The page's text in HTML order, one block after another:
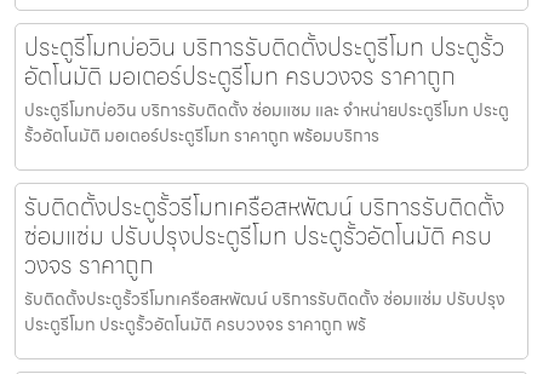
ประตูรีโมทบ่อวิน บริการรับติดตั้งประตูรีโมท ประตูรั้ว
อัตโนมัติ มอเตอร์ประตูรีโมท ครบวงจร ราคาถูก
ประตูรีโมทบ่อวิน บริการรับติดตั้ง ซ่อมแซม และ จำหน่ายประตูรีโมท ประตู
รั้วอัตโนมัติ มอเตอร์ประตูรีโมท ราคาถูก พร้อมบริการ
รับติดตั้งประตูรั้วรีโมทเครือสหพัฒน์ บริการรับติดตั้ง
ซ่อมแซ่ม ปรับปรุงประตูรีโมท ประตูรั้วอัตโนมัติ ครบ
วงจร ราคาถูก
รับติดตั้งประตูรั้วรีโมทเครือสหพัฒน์ บริการรับติดตั้ง ซ่อมแซ่ม ปรับปรุง
ประตูรีโมท ประตูรั้วอัตโนมัติ ครบวงจร ราคาถูก พร้